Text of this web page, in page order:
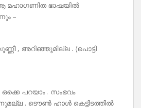
ആ മഹാഗണിത ഭാഷയിൽ
–
, അറിഞ്ഞുമില്ല . (പൊട്ടി
പറയാം . സംഭവം
. ടൌൺ ഹാൾ കെട്ടിടത്തിൽ